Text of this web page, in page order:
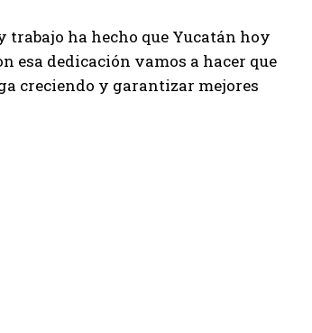
trabajo ha hecho que Yucatán hoy
esa dedicación vamos a hacer que
creciendo y garantizar mejores